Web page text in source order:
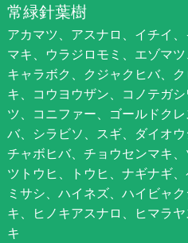
常緑針葉樹
アカマツ、アスナロ、イチイ
マキ、ウラジロモミ、エゾマツ
キャラボク、クジャクヒバ、
キ、コウヨウザン、コノテガ
ツ、コニファー、ゴールドク
バ、シラビソ、スギ、ダイオウ
チャボヒバ、チョウセンマキ、
ツトウヒ、トウヒ、ナギナギ
ミサシ、ハイネズ、ハイビャ
キ、ヒノキアスナロ、ヒマラ
キ